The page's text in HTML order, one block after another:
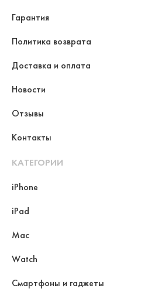
Гарантия
Политика возврата
Доставка и оплата
Новости
Отзывы
Контакты
КАТЕГОРИИ
iPhone
iPad
Mac
Watch
Смартфоны и гаджеты